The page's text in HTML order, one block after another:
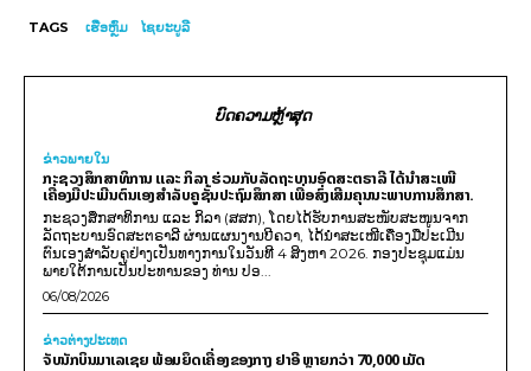
TAGS ເຮືອຫຼົ່ມ ໄຊ​ຍະ​ບູ​ລີ
ບົດຄວາມຫຼ້າສຸດ
ຂ່າວພາຍ​ໃນ
ກະຊວງສຶກສາທິການ ແລະ ກິລາ ຮ່ວມກັບລັດຖະບານອົດສະຕຣາລີ ໄດ້ນຳສະເໜີ
ເຄື່ອງມືປະເມີນຕົນເອງສຳລັບຄູຊັ້ນປະຖົມສຶກສາ ເພື່ອສົ່ງເສີມຄຸນນະພາບການສຶກສາ.
ກະຊວງສຶກສາທິການ ແລະ ກິລາ (ສສກ), ໂດຍໄດ້ຮັບການສະໜັບສະໜູນຈາກ
ລັດຖະບານອົດສະຕຣາລີ ຜ່ານແຜນງານບີຄວາ, ໄດ້ນຳສະເໜີເຄື່ອງມືປະເມີນ
ຕົນເອງສຳລັບຄູຢ່າງເປັນທາງການໃນວັນທີ 4 ສິງຫາ 2026. ກອງປະຊຸມແມ່ນ
ພາຍໃຕ້ການເປັນປະທານຂອງ ທ່ານ ປອ...
06/08/2026
ຂ່າວຕ່າງປະເທດ
ຈັບນັກບິນມາເລເຊຍ ພ້ອມຍຶດເຄື່ອງຂອງກາງ ຢາອີ ຫຼາຍກວ່າ 70,000 ເມັດ